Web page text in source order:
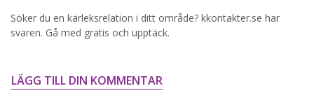
Söker du en kärleksrelation i ditt område? kkontakter.se har
svaren. Gå med gratis och upptäck.
LÄGG TILL DIN KOMMENTAR